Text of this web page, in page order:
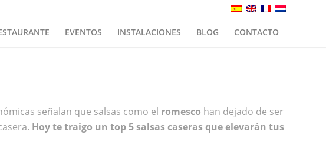
EVENTOS INSTALACIONES BLOG CONTACTO
señalan que salsas como el romesco han dejado de ser
Hoy te traigo un top 5 salsas caseras que elevarán tus